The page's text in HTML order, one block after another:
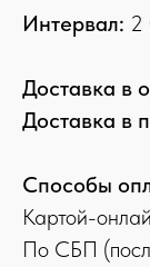
Интервал: 2
Доставка в
Доставка в
Способы
Картой-
По СБП